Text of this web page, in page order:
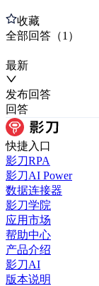
收藏
全部回答 （1 ）
最新
发布回答
回答
快捷入口
影刀RPA
影刀AI Power
数据连接器
影刀学院
应用市场
帮助中心
产品介绍
影刀AI
版本说明